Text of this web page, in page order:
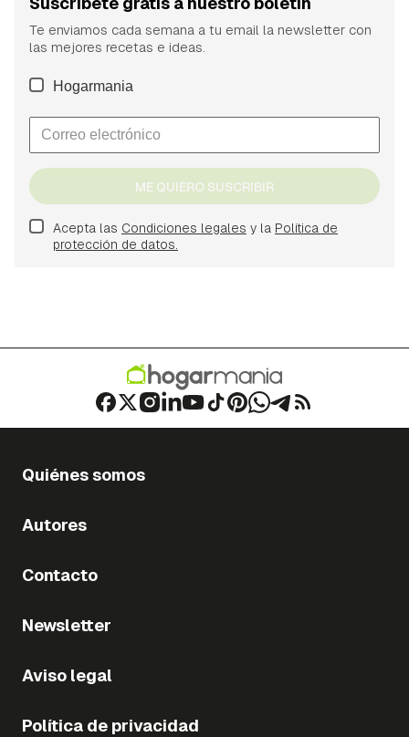
Te enviamos cada semana a tu email la newsletter con
las mejores recetas e ideas.
Hogarmania
ME QUIERO SUSCRIBIR
Acepta las Condiciones legales y la Política de
protección de datos.
Quiénes somos
Autores
Contacto
Newsletter
Aviso legal
Política de privacidad